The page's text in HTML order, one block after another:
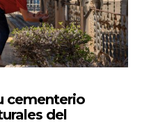
cementerio
del